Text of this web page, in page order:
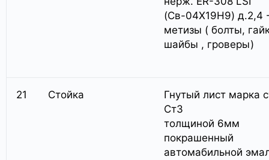
(Св-04Х19Н9) д.2,4
метизы ( болты,
шайбы , гроверы)
21 Стойка
Гнутый лист марка
Ст3
толщиной 6мм
покрашенный
автомабильной